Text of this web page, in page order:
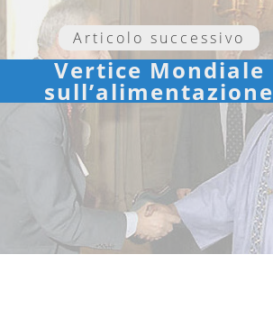
Articolo successivo
Vertice Mondiale
sull’alimentazione